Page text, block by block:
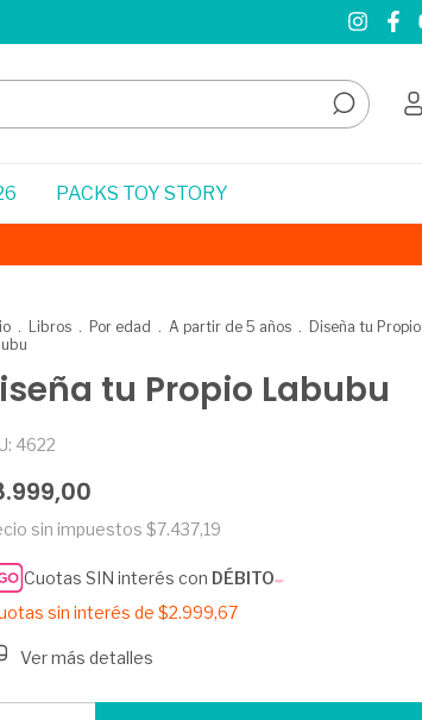
PACKS TOY STORY
. Libros . Por edad . A partir de 5 años . Diseña tu Propio
tu Propio Labubu
4622
sin impuestos $7.437,19
Cuotas SIN interés con DÉBITO
sin interés de $2.999,67
Ver más detalles